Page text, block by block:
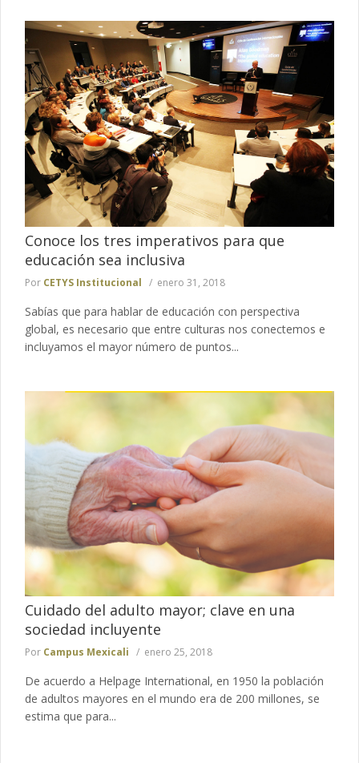
Conoce los tres imperativos para que
educación sea inclusiva
Por CETYS Institucional enero 31, 2018
Sabías que para hablar de educación con perspectiva
global, es necesario que entre culturas nos conectemos e
incluyamos el mayor número de puntos...
Cuidado del adulto mayor; clave en una
sociedad incluyente
Por Campus Mexicali enero 25, 2018
De acuerdo a Helpage International, en 1950 la población
de adultos mayores en el mundo era de 200 millones, se
estima que para...